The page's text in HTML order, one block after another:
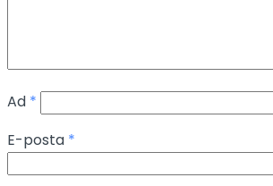
Ad *
E-posta *